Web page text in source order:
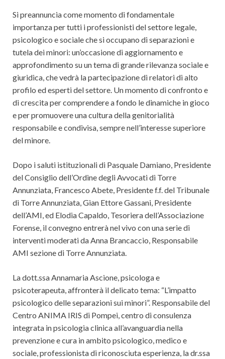
Si preannuncia come momento di fondamentale
importanza per tutti i professionisti del settore legale,
psicologico e sociale che si occupano di separazioni e
tutela dei minori: un’occasione di aggiornamento e
approfondimento su un tema di grande rilevanza sociale e
giuridica, che vedrà la partecipazione di relatori di alto
profilo ed esperti del settore. Un momento di confronto e
di crescita per comprendere a fondo le dinamiche in gioco
e per promuovere una cultura della genitorialità
responsabile e condivisa, sempre nell’interesse superiore
del minore.
Dopo i saluti istituzionali di Pasquale Damiano, Presidente
del Consiglio dell’Ordine degli Avvocati di Torre
Annunziata, Francesco Abete, Presidente f.f. del Tribunale
di Torre Annunziata, Gian Ettore Gassani, Presidente
dell’AMI, ed Elodia Capaldo, Tesoriera dell’Associazione
Forense, il convegno entrerà nel vivo con una serie di
interventi moderati da Anna Brancaccio, Responsabile
AMI sezione di Torre Annunziata.
La dott.ssa Annamaria Ascione, psicologa e
psicoterapeuta, affronterà il delicato tema: “L’impatto
psicologico delle separazioni sui minori”. Responsabile del
Centro ANIMA IRIS di Pompei, centro di consulenza
integrata in psicologia clinica all’avanguardia nella
prevenzione e cura in ambito psicologico, medico e
sociale, professionista di riconosciuta esperienza, la dr.ssa